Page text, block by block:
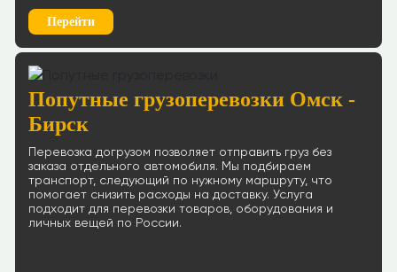
Перейти
Попутные грузоперевозки Омск -
Бирск
Перевозка догрузом позволяет отправить груз без
заказа отдельного автомобиля. Мы подбираем
транспорт, следующий по нужному маршруту, что
помогает снизить расходы на доставку. Услуга
подходит для перевозки товаров, оборудования и
личных вещей по России.